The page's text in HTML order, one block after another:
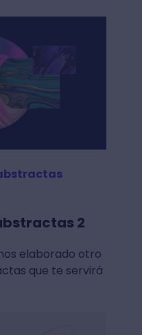
2
elaborado otro
que te servirá